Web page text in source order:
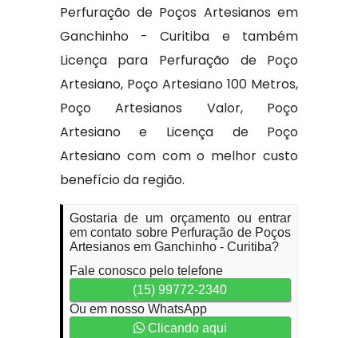
Perfuração de Poços Artesianos em
Ganchinho - Curitiba e também
Licença para Perfuração de Poço
Artesiano, Poço Artesiano 100 Metros,
Poço Artesianos Valor, Poço
Artesiano e Licença de Poço
Artesiano com com o melhor custo
benefício da região.
Gostaria de um orçamento ou entrar
em contato sobre Perfuração de Poços
Artesianos em Ganchinho - Curitiba?
Fale conosco pelo telefone
(15) 99772-2340
Ou em nosso WhatsApp
Clicando aqui